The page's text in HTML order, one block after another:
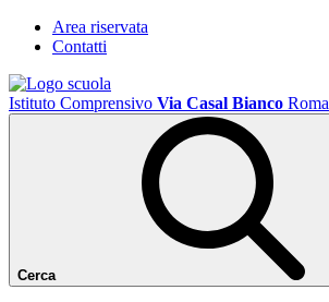
Area riservata
Contatti
Istituto Comprensivo Via Casal Bianco Roma
Cerca